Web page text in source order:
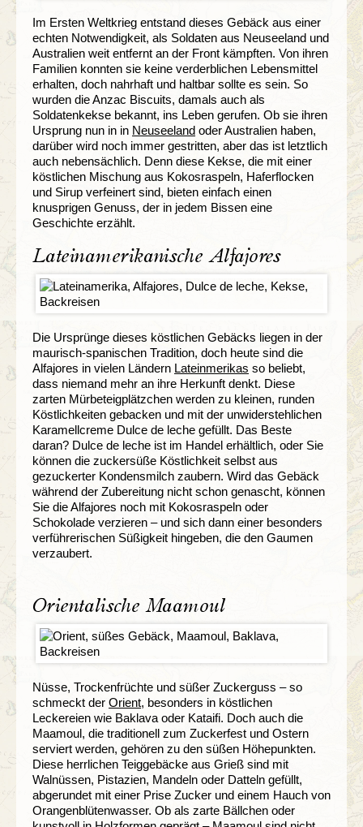
Im Ersten Weltkrieg entstand dieses Gebäck aus einer
echten Notwendigkeit, als Soldaten aus Neuseeland und
Australien weit entfernt an der Front kämpften. Von ihren
Familien konnten sie keine verderblichen Lebensmittel
erhalten, doch nahrhaft und haltbar sollte es sein. So
wurden die Anzac Biscuits, damals auch als
Soldatenkekse bekannt, ins Leben gerufen. Ob sie ihren
Ursprung nun in in Neuseeland oder Australien haben,
darüber wird noch immer gestritten, aber das ist letztlich
auch nebensächlich. Denn diese Kekse, die mit einer
köstlichen Mischung aus Kokosraspeln, Haferflocken
und Sirup verfeinert sind, bieten einfach einen
knusprigen Genuss, der in jedem Bissen eine
Geschichte erzählt.
Lateinamerikanische Alfajores
Die Ursprünge dieses köstlichen Gebäcks liegen in der
maurisch-spanischen Tradition, doch heute sind die
Alfajores in vielen Ländern Lateinmerikas so beliebt,
dass niemand mehr an ihre Herkunft denkt. Diese
zarten Mürbeteigplätzchen werden zu kleinen, runden
Köstlichkeiten gebacken und mit der unwiderstehlichen
Karamellcreme Dulce de leche gefüllt. Das Beste
daran? Dulce de leche ist im Handel erhältlich, oder Sie
können die zuckersüße Köstlichkeit selbst aus
gezuckerter Kondensmilch zaubern. Wird das Gebäck
während der Zubereitung nicht schon genascht, können
Sie die Alfajores noch mit Kokosraspeln oder
Schokolade verzieren – und sich dann einer besonders
verführerischen Süßigkeit hingeben, die den Gaumen
verzaubert.
Orientalische Maamoul
Nüsse, Trockenfrüchte und süßer Zuckerguss – so
schmeckt der Orient, besonders in köstlichen
Leckereien wie Baklava oder Kataifi. Doch auch die
Maamoul, die traditionell zum Zuckerfest und Ostern
serviert werden, gehören zu den süßen Höhepunkten.
Diese herrlichen Teiggebäcke aus Grieß sind mit
Walnüssen, Pistazien, Mandeln oder Datteln gefüllt,
abgerundet mit einer Prise Zucker und einem Hauch von
Orangenblütenwasser. Ob als zarte Bällchen oder